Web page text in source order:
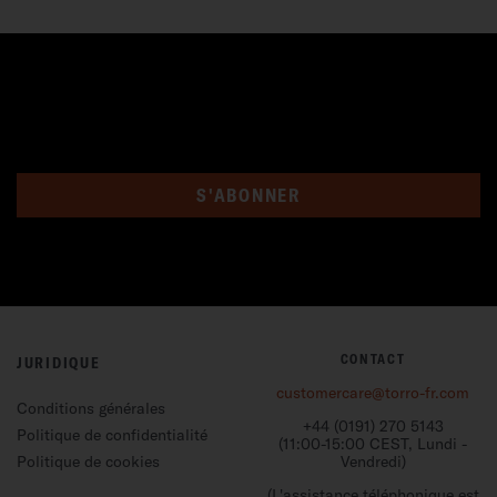
S'ABONNER
JURIDIQUE
Conditions générales
Politique de confidentialité
Politique de cookies
CONTACT
customercare@torro-fr.com
+44 (0191) 270 5143
(11:00-15:00 CEST, Lundi -
Vendredi)